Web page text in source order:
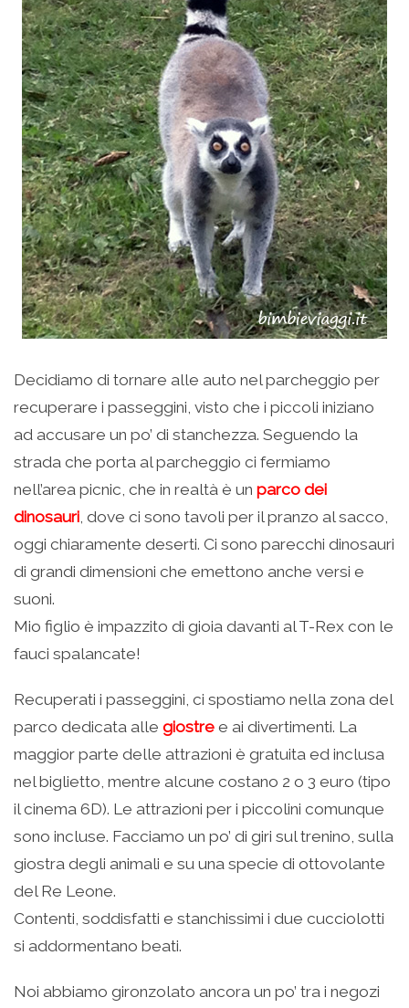
Decidiamo di tornare alle auto nel parcheggio per
recuperare i passeggini, visto che i piccoli iniziano
ad accusare un po’ di stanchezza. Seguendo la
strada che porta al parcheggio ci fermiamo
nell’area picnic, che in realtà è un parco dei
dinosauri , dove ci sono tavoli per il pranzo al sacco,
oggi chiaramente deserti. Ci sono parecchi dinosauri
di grandi dimensioni che emettono anche versi e
suoni.
Mio figlio è impazzito di gioia davanti al T-Rex con le
fauci spalancate!
Recuperati i passeggini, ci spostiamo nella zona del
parco dedicata alle giostre e ai divertimenti. La
maggior parte delle attrazioni è gratuita ed inclusa
nel biglietto, mentre alcune costano 2 o 3 euro (tipo
il cinema 6D). Le attrazioni per i piccolini comunque
sono incluse. Facciamo un po’ di giri sul trenino, sulla
giostra degli animali e su una specie di ottovolante
del Re Leone.
Contenti, soddisfatti e stanchissimi i due cucciolotti
si addormentano beati.
Noi abbiamo gironzolato ancora un po’ tra i negozi